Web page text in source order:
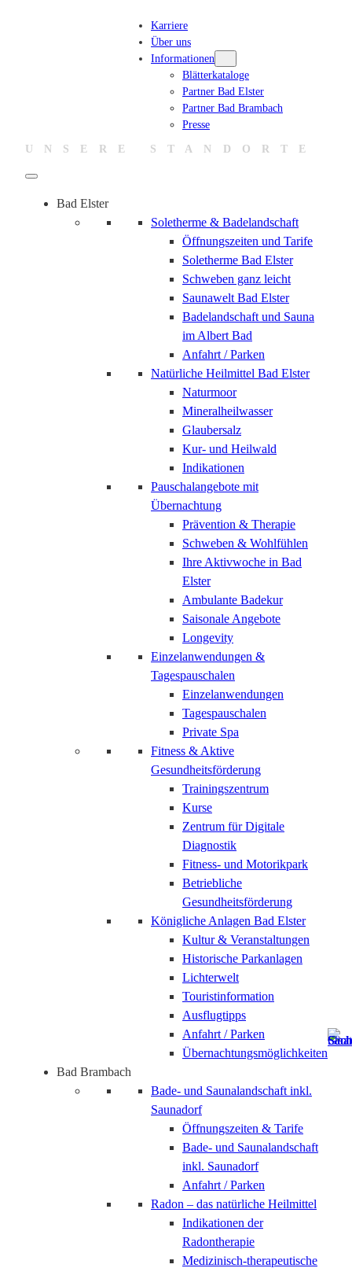
Karriere
Über uns
Informationen
Blätterkataloge
Partner Bad Elster
Partner Bad Brambach
Presse
UNSERE STANDORTE
Bad Elster
Soletherme & Badelandschaft
Öffnungszeiten und Tarife
Soletherme Bad Elster
Schweben ganz leicht
Saunawelt Bad Elster
Badelandschaft und Sauna
im Albert Bad
Anfahrt / Parken
Natürliche Heilmittel Bad Elster
Naturmoor
Mineralheilwasser
Glaubersalz
Kur- und Heilwald
Indikationen
Pauschalangebote mit
Übernachtung
Prävention & Therapie
Schweben & Wohlfühlen
Ihre Aktivwoche in Bad
Elster
Ambulante Badekur
Saisonale Angebote
Longevity
Einzelanwendungen &
Tagespauschalen
Einzelanwendungen
Tagespauschalen
Private Spa
Fitness & Aktive
Gesundheitsförderung
Trainingszentrum
Kurse
Zentrum für Digitale
Diagnostik
Fitness- und Motorikpark
Betriebliche
Gesundheitsförderung
Königliche Anlagen Bad Elster
Kultur & Veranstaltungen
Historische Parkanlagen
Lichterwelt
Touristinformation
Ausflugtipps
Anfahrt / Parken
Übernachtungsmöglichkeiten
Bad Brambach
Bade- und Saunalandschaft inkl.
Saunadorf
Öffnungszeiten & Tarife
Bade- und Saunalandschaft
inkl. Saunadorf
Anfahrt / Parken
Radon – das natürliche Heilmittel
Indikationen der
Radontherapie
Medizinisch-therapeutische